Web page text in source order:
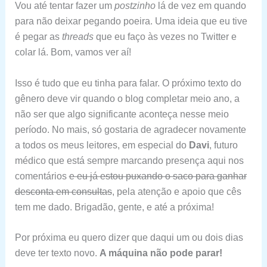
Vou até tentar fazer um postzinho lá de vez em quando
para não deixar pegando poeira. Uma ideia que eu tive
é pegar as threadsque eu faço às vezes no Twitter e
colar lá. Bom, vamos ver aí!
Isso é tudo que eu tinha para falar. O próximo texto do
gênero deve vir quando o blog completar meio ano, a
não ser que algo significante aconteça nesse meio
período. No mais, só gostaria de agradecer novamente
a todos os meus leitores, em especial do Davi, futuro
médico que está sempre marcando presença aqui nos
comentáriose eu já estou puxando o saco para ganhar
desconta em consultas, pela atenção e apoio que cês
tem me dado. Brigadão, gente, e até a próxima!
Por próxima eu quero dizer que daqui um ou dois dias
deve ter texto novo. A máquina não pode parar!